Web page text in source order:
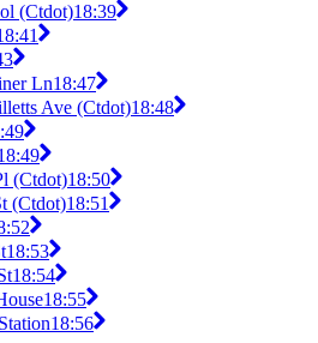
(Ctdot)18:39
Ln18:47
Ave (Ctdot)18:48
(Ctdot)18:50
(Ctdot)18:51
18:53
18:54
18:55
18:56